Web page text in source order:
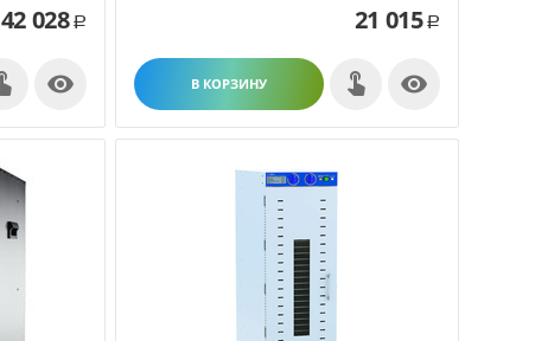
42 028 Р

21 015 Р
В КОРЗИНУ 